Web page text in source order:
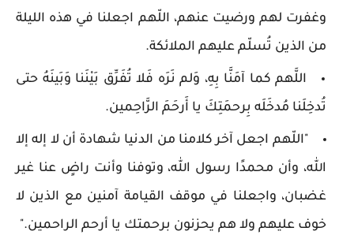
وغفرت لهم ورضيت عنهم، اللّهم اجعلنا في هذه الليلة
من الذين تُسلّم عليهم الملائكة.
اللَّهم كما آمَنَّا بِهِ، وَلم نَرَه فَلا تُفَرِّق بَيْنَنا وَبَينَهُ حتى
تُدخِلَنا مُدخَلَه بِرحمَتِكَ يا أَرحَمَ الرَّاحِمين.
"اللّهم اجعل آخر كلامنا من الدنيا شهادة أن لا إله إلا
الله، وأن محمدًا رسول الله، وتوفنا وأنت راضٍ عنا غير
غضبان، واجعلنا في موقف القيامة آمنين مع الذين لا
خوف عليهم ولا هم يحزنون برحمتك يا أرحم الراحمين."